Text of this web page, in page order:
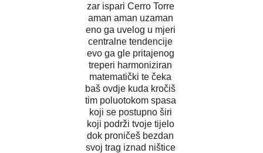
zar ispari Cerro Torre
aman aman uzaman
eno ga uvelog u mjeri
centralne tendencije
evo ga gle pritajenog
treperi harmoniziran
matematički te čeka
baš ovdje kuda kročiš
tim poluotokom spasa
koji se postupno širi
koji podrži tvoje tijelo
dok proničeš bezdan
svoj trag iznad ništice